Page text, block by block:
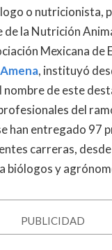
o nutricionista,
de la Nutrición
Mexicana de
Amena, instituyó
nombre de este
del
han entregado 97
carreras,
biólogos y
PUBLICIDAD